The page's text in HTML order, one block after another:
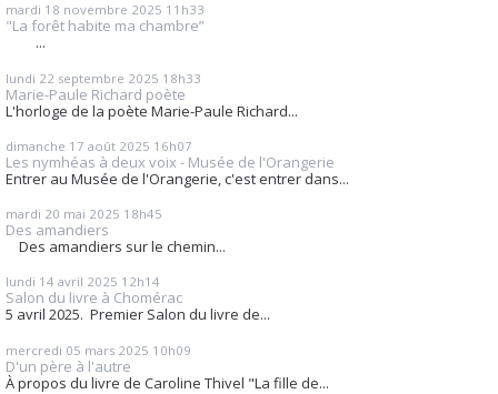
mardi 18 novembre 2025 11h33
"La forêt habite ma chambre”
...
lundi 22 septembre 2025 18h33
Marie-Paule Richard poète
L'horloge de la poète Marie-Paule Richard...
dimanche 17 août 2025 16h07
Les nymhéas à deux voix - Musée de l'Orangerie
Entrer au Musée de l'Orangerie, c'est entrer dans...
mardi 20 mai 2025 18h45
Des amandiers
Des amandiers sur le chemin...
lundi 14 avril 2025 12h14
Salon du livre à Chomérac
5 avril 2025. Premier Salon du livre de...
mercredi 05 mars 2025 10h09
D'un père à l'autre
À propos du livre de Caroline Thivel "La fille de...